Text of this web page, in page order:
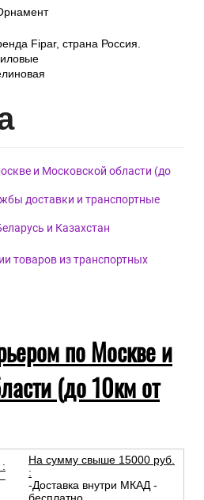
Fipar, страна Россия.
и Московской области (до
доставки и транспортные
и Казахстан
товаров из транспортных
по Москве и
(до 10км от
:
На сумму свыше 15000 руб.
:
-Доставка внутри МКАД -